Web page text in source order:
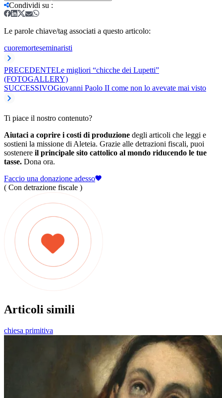
Condividi su :
Le parole chiave/tag associati a questo articolo:
cuoremorteseminaristi
PRECEDENTELe migliori “chicche dei Lupetti”
(FOTOGALLERY)
SUCCESSIVOGiovanni Paolo II come non lo avevate mai visto
Ti piace il nostro contenuto?
Aiutaci a coprire i costi di produzione degli articoli che leggi e
sostieni la missione di Aleteia. Grazie alle detrazioni fiscali, puoi
sostenere il principale sito cattolico al mondo riducendo le tue
tasse. Dona ora.
Faccio una donazione adesso
( Con detrazione fiscale )
Articoli simili
chiesa primitiva